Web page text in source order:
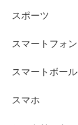
スポーツ
スマートフォン
スマートボール
スマホ